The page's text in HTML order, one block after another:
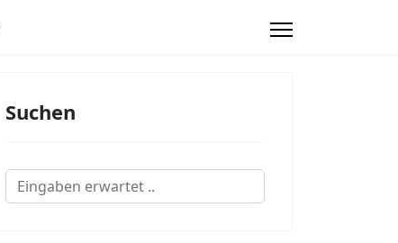
Suchen
Suchen...